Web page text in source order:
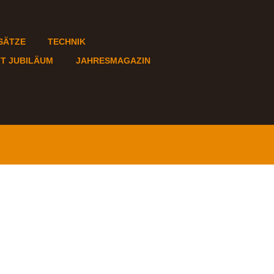
TECHNIK
JUBILÄUM
JAHRESMAGAZIN